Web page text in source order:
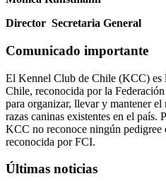
Director Secretaria General
Comunicado importante
El Kennel Club de Chile (KCC) es
Chile, reconocida por la
para organizar, llevar y mantener
razas caninas existentes en el país.
KCC no reconoce ningún
reconocida por FCI.
Últimas noticias